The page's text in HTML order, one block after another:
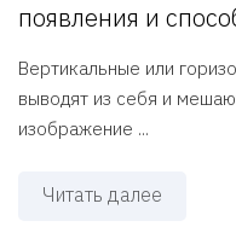
появления и
Вертикальные или
выводят из себя и
изображение ...
Читать далее